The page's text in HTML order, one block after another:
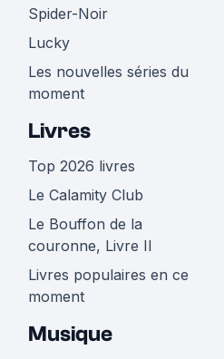
Spider-Noir
Lucky
Les nouvelles séries du
moment
Livres
Top 2026 livres
Le Calamity Club
Le Bouffon de la
couronne, Livre II
Livres populaires en ce
moment
Musique